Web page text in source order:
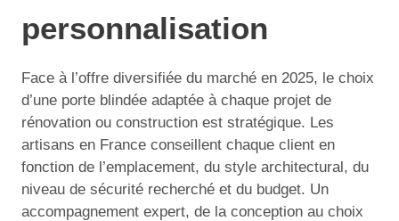
personnalisation
Face à l’offre diversifiée du marché en 2025, le choix
d’une porte blindée adaptée à chaque projet de
rénovation ou construction est stratégique. Les
artisans en France conseillent chaque client en
fonction de l’emplacement, du style architectural, du
niveau de sécurité recherché et du budget. Un
accompagnement expert, de la conception au choix